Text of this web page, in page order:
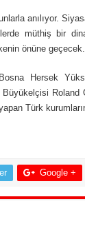
anılıyor.
müthiş bir
önüne
Hersek
Türk
Google +